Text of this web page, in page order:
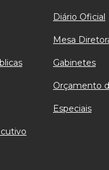
Diário Oficial
Mesa
Gabinetes
Orçamento
Especiais